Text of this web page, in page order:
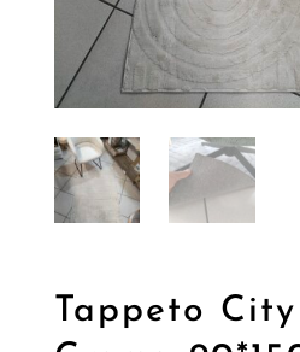
Tappeto